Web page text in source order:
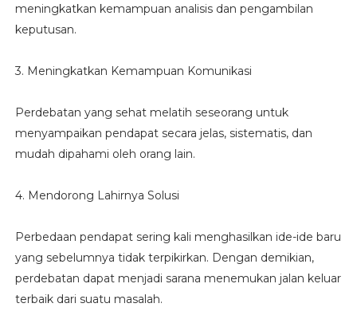
meningkatkan kemampuan analisis dan pengambilan
keputusan.
3. Meningkatkan Kemampuan Komunikasi
Perdebatan yang sehat melatih seseorang untuk
menyampaikan pendapat secara jelas, sistematis, dan
mudah dipahami oleh orang lain.
4. Mendorong Lahirnya Solusi
Perbedaan pendapat sering kali menghasilkan ide-ide baru
yang sebelumnya tidak terpikirkan. Dengan demikian,
perdebatan dapat menjadi sarana menemukan jalan keluar
terbaik dari suatu masalah.